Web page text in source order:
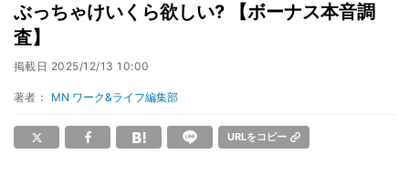
ぶっちゃけいくら欲しい? 【ボーナス本音調
査】
掲載日 2025/12/13 10:00
著者： MN ワーク&ライフ編集部
URLをコピー